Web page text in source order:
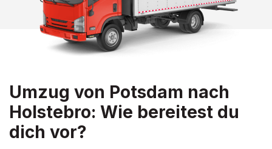
Umzug von Potsdam nach
Holstebro: Wie bereitest du
dich vor?